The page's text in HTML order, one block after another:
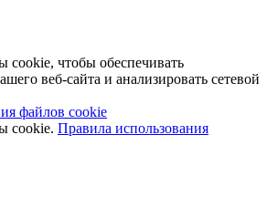
чтобы обеспечивать
веб-сайта и анализировать сетевой
файлов cookie
cookie. Правила использования